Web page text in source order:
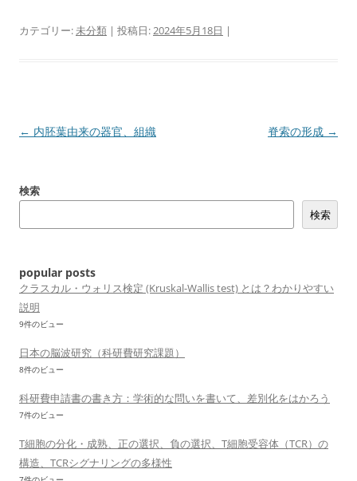
カテゴリー:未分類 | 投稿日:2024年5月18日 |
投
ビ
ョ
ン
← 内胚葉由来の器官、組織 脊索の形成 →
検索
検索
popular posts
クラスカル・ウォリス検定 (Kruskal-Wallis test) とは？わかりやすい
説明
9件のビュー
日本の脳波研究（科研費研究課題）
8件のビュー
科研費申請書の書き方：学術的な問いを書いて、差別化をはかろう
7件のビュー
T細胞の分化・成熟、正の選択、負の選択、T細胞受容体（TCR）の
構造、TCRシグナリングの多様性